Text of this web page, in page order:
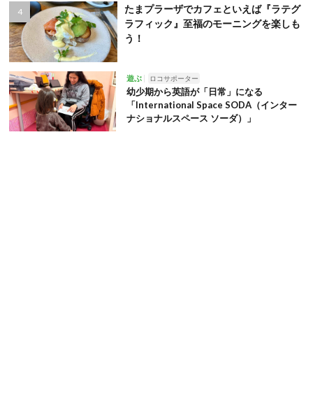
たまプラーザでカフェといえば『ラテグ
ラフィック』至福のモーニングを楽しも
う！
遊ぶ ロコサポーター
幼少期から英語が「日常」になる
「International Space SODA（インター
ナショナルスペース ソーダ）」